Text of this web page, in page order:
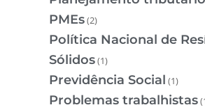
PMEs(2)
Política Nacional de
Sólidos(1)
Previdência Social (1)
Problemas trabalhistas